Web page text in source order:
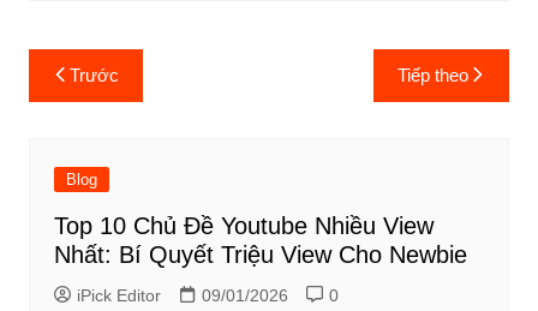
Điều
hướng
viết
Trước Tiếp theo
Blog
Top 10 Chủ Đề Youtube Nhiều View
Nhất: Bí Quyết Triệu View Cho Newbie
iPick Editor 09/01/2026 0